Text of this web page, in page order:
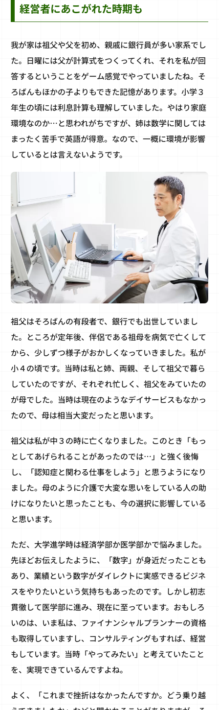
経営者にあこがれた時期も
我が家は祖父や父を初め、親戚に銀行員が多い家系でし
た。日曜には父が計算式をつくってくれ、それを私が回
答するということをゲーム感覚でやっていましたね。そ
ろばんもほかの子よりもできた記憶があります。小学３
年生の頃には利息計算も理解していました。やはり家庭
環境なのか…と思われがちですが、姉は数学に関しては
まったく苦手で英語が得意。なので、一概に環境が影響
しているとは言えないようです。
祖父はそろばんの有段者で、銀行でも出世していまし
た。ところが定年後、伴侶である祖母を病気で亡くして
から、少しずつ様子がおかしくなっていきました。私が
小４の頃です。当時は私と姉、両親、そして祖父で暮ら
していたのですが、それぞれ忙しく、祖父をみていたの
が母でした。当時は現在のようなデイサービスもなかっ
たので、母は相当大変だったと思います。
祖父は私が中３の時に亡くなりました。このとき「もっ
としてあげられることがあったのでは…」と強く後悔
し、「認知症と関わる仕事をしよう」と思うようになり
ました。母のように介護で大変な思いをしている人の助
けになりたいと思ったことも、今の選択に影響している
と思います。
ただ、大学進学時は経済学部か医学部かで悩みました。
先ほどお伝えしたように、「数字」が身近だったことも
あり、業績という数字がダイレクトに実感できるビジネ
スをやりたいという気持ちもあったのです。しかし初志
貫徹して医学部に進み、現在に至っています。おもしろ
いのは、いま私は、ファイナンシャルプランナーの資格
も取得していますし、コンサルティングもすれば、経営
もしています。当時「やってみたい」と考えていたこと
を、実現できているんですよね。
よく、「これまで挫折はなかったんですか。どう乗り越